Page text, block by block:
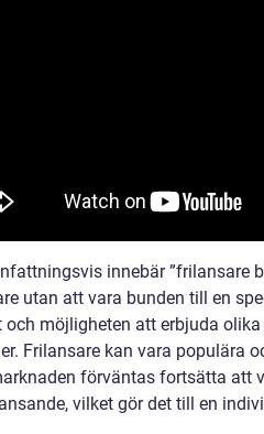
innebär ”frilansare
utan att vara bunden till en
och möjligheten att erbjuda
Frilansare kan vara populära
förväntas fortsätta att
vilket gör det till en